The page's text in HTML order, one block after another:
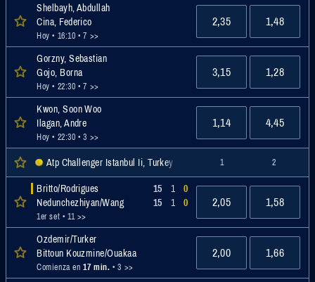
Shelbayh, Abdullah
Cina, Federico
Hoy • 16:10 • 7 >>
2,35 1,48
Gorzny, Sebastian
Gojo, Borna
Hoy • 22:30 • 7 >>
3,15 1,28
Kwon, Soon Woo
Ilagan, Andre
Hoy • 22:30 • 3 >>
1,14 4,45
Atp Challenger Istanbul Ii, Turkey Men Doubles, Challenger
1 2
Britto/Rodrigues
Nedunchezhiyan/Wang
1er set • 11 >>
15
15
1
1
0
0
2,05 1,58
Ozdemir/Turker
Bittoun Kouzmine/Ouakaa
Comienza en 17 min. • 3 >>
2,00 1,66